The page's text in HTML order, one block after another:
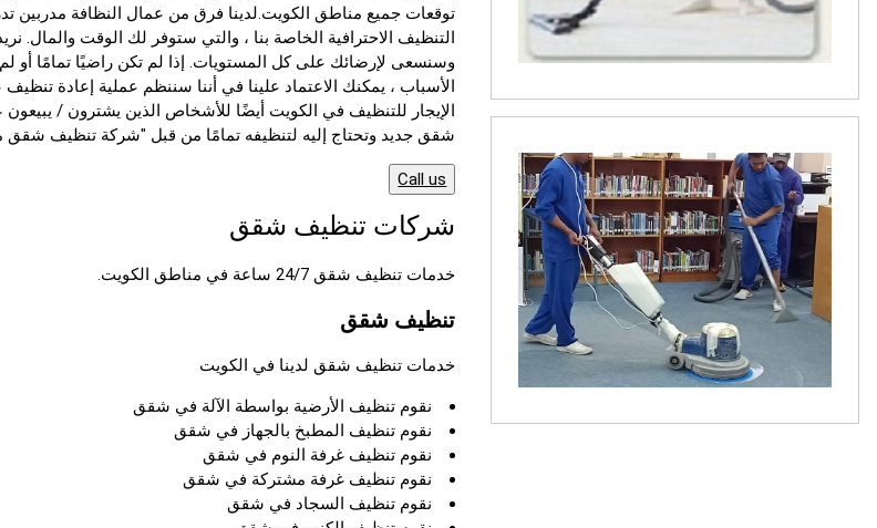
توقعات جميع مناطق الكويت.لدينا فرق من عمال النظافة مدربين
التنظيف الاحترافية الخاصة بنا ، والتي ستوفر لك الوقت والمال.
وسنسعى لإرضائك على كل المستويات. إذا لم تكن راضيًا تمامًا
الأسباب ، يمكنك الاعتماد علينا في أننا سننظم عملية إعادة
الإيجار للتنظيف في الكويت أيضًا للأشخاص الذين يشترون / يبيعون
شقق جديد وتحتاج إليه لتنظيفه تمامًا من قبل "شركة تنظيف شقق
Call us
شركات تنظيف شقق
خدمات تنظيف شقق 24/7 ساعة في مناطق الكويت.
تنظيف شقق
خدمات تنظيف شقق لدينا في الكويت
نقوم تنظيف الأرضية بواسطة الآلة في شقق
نقوم تنظيف المطبخ بالجهاز في شقق
نقوم تنظيف غرفة النوم في شقق
نقوم تنظيف غرفة مشتركة في شقق
نقوم تنظيف السجاد في شقق